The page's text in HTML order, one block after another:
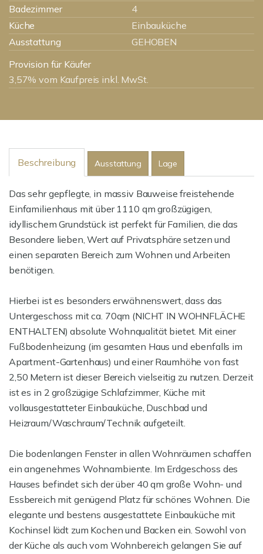
Badezimmer
4
Küche
Einbauküche
Ausstattung
GEHOBEN
Provision für Käufer
3,57% vom Kaufpreis inkl. MwSt.
Beschreibung Ausstattung Lage
Das sehr gepflegte, in massiv Bauweise freistehende
Einfamilienhaus mit über 1110 qm großzügigen,
idyllischem Grundstück ist perfekt für Familien, die das
Besondere lieben, Wert auf Privatsphäre setzen und
einen separaten Bereich zum Wohnen und Arbeiten
benötigen.
Hierbei ist es besonders erwähnenswert, dass das
Untergeschoss mit ca. 70qm (NICHT IN WOHNFLÄCHE
ENTHALTEN) absolute Wohnqualität bietet. Mit einer
Fußbodenheizung (im gesamten Haus und ebenfalls im
Apartment-Gartenhaus) und einer Raumhöhe von fast
2,50 Metern ist dieser Bereich vielseitig zu nutzen. Derzeit
ist es in 2 großzügige Schlafzimmer, Küche mit
vollausgestatteter Einbauküche, Duschbad und
Heizraum/Waschraum/Technik aufgeteilt.
Die bodenlangen Fenster in allen Wohnräumen schaffen
ein angenehmes Wohnambiente. Im Erdgeschoss des
Hauses befindet sich der über 40 qm große Wohn- und
Essbereich mit genügend Platz für schönes Wohnen. Die
elegante und bestens ausgestattete Einbauküche mit
Kochinsel lädt zum Kochen und Backen ein. Sowohl von
der Küche als auch vom Wohnbereich gelangen Sie auf